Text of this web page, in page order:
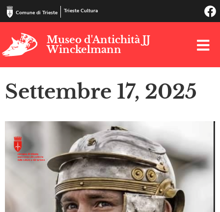
Comune di Trieste Trieste Cultura
Museo d'Antichità JJ
Winckelmann
Settembre 17, 2025